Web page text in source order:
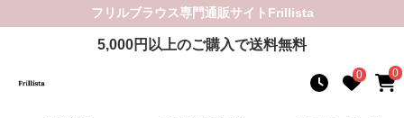
フリルブラウス専門通販サイト Frillista
5,000円以上のご購入で送料無料
0 0